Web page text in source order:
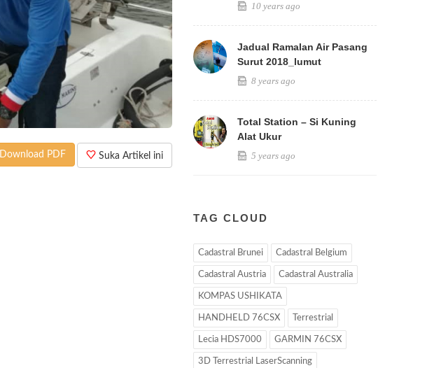
Suka Artikel ini
Download PDF
10 years ago
Jadual Ramalan Air Pasang
Surut 2018_lumut
8 years ago
Total Station – Si Kuning
Alat Ukur
5 years ago
TAG CLOUD
Cadastral Brunei Cadastral Belgium
Cadastral Austria Cadastral Australia
KOMPAS USHIKATA
HANDHELD 76CSX Terrestrial
Lecia HDS7000 GARMIN 76CSX
3D Terrestrial LaserScanning